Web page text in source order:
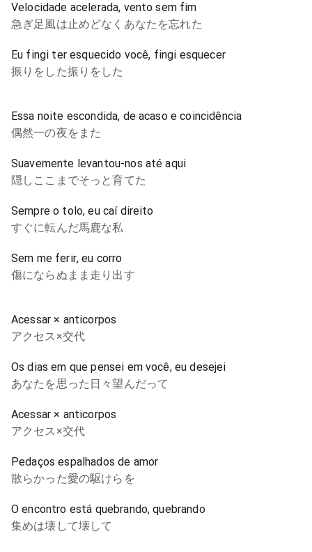
Velocidade acelerada, vento sem fim
急ぎ足風は止めどなくあなたを忘れた
Eu fingi ter esquecido você, fingi esquecer
振りをした振りをした
Essa noite escondida, de acaso e coincidência
偶然一の夜をまた
Suavemente levantou-nos até aqui
隠しここまでそっと育てた
Sempre o tolo, eu caí direito
すぐに転んだ馬鹿な私
Sem me ferir, eu corro
傷にならぬまま走り出す
Acessar × anticorpos
アクセス×交代
Os dias em que pensei em você, eu desejei
あなたを思った日々望んだって
Acessar × anticorpos
アクセス×交代
Pedaços espalhados de amor
散らかった愛の駆けらを
O encontro está quebrando, quebrando
集めは壊して壊して